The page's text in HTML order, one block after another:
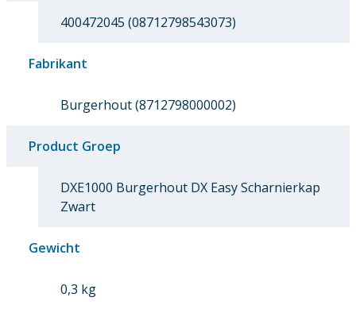
400472045 (08712798543073)
Fabrikant
Burgerhout (8712798000002)
Product Groep
DXE1000 Burgerhout DX Easy Scharnierkap
Zwart
Gewicht
0,3 kg